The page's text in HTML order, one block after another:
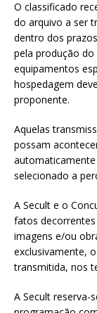
O classificado
do arquivo a ser
dentro dos
pela produção do
equipamentos
hospedagem
proponente.
Aquelas
possam
selecionado a
A Secult e o
fatos
imagens e/ou
exclusivamente,
transmitida, nos
A Secult reserva-